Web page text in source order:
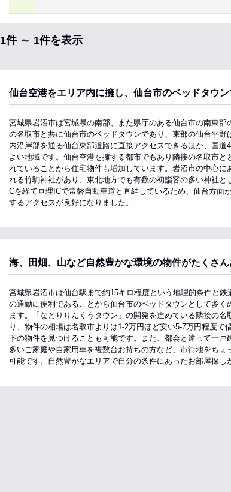
1件 ～ 1件を表示
仙台空港をエリア内に擁し、仙台市のベッドタウ
宮城県岩沼市は宮城県の南部、また県庁のある仙台市の南東
の名取市と共に仙台市のベッドタウンであり、東部の仙台平
内沿岸部を通る仙台東部道路に直接アクセスできるほか、国
よい地域です。仙台空港を擁する都市でもあり隣接の名取市
れていることから住宅物件も増加しています。岩沼市の中心
れる竹駒神社があり、東北地方でも有数の初詣客の多い神社
Cを経て亘理ICで常磐自動車道と直結しているため、仙台方面
するアクセスが良好になりました。
海、田畑、山など自然豊かな環境の物件がたくさ
宮城県岩沼市は仙台駅まで約15キロ程度という地理的条件と
の通勤に便利であることから仙台市のベッドタウンとして多
ます。「なとりりんくうタウン」の開発を進めている隣接の
り、物件の相場は名取市よりは1-2万円ほど安い5-7万円程度
下の物件を見つけることも可能です。また、都会と違って一
多いご家庭や自家用車を複数台お持ちの方など、市街地をち
可能です。自然豊かなエリアで自分の条件にあったお部屋探し